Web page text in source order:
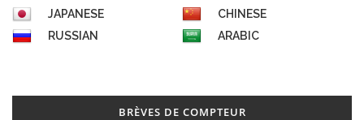
JAPANESE
CHINESE
RUSSIAN
ARABIC
BRÈVES DE COMPTEUR